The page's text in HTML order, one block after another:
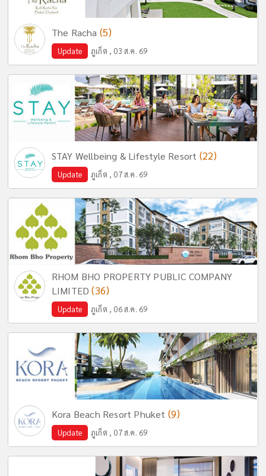
The Racha (5)
Update ภูเก็ต , 03 ส.ค. 69
STAY Wellbeing & Lifestyle Resort (22)
Update ภูเก็ต , 07 ส.ค. 69
RHOM BHO PROPERTY PUBLIC COMPANY
LIMITED(36)
Update ภูเก็ต , 06 ส.ค. 69
Kora Beach Resort Phuket (9)
Update ภูเก็ต , 07 ส.ค. 69